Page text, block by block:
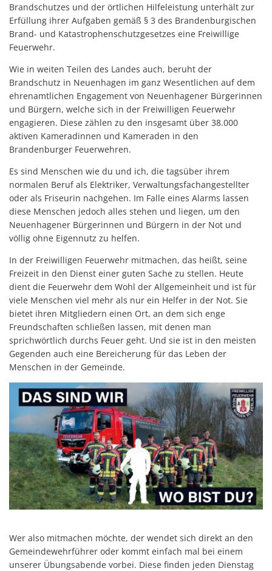
Brandschutzes und der örtlichen Hilfeleistung unterhält zur
Erfüllung ihrer Aufgaben gemäß § 3 des Brandenburgischen
Brand- und Katastrophenschutzgesetzes eine Freiwillige
Feuerwehr.
Wie in weiten Teilen des Landes auch, beruht der
Brandschutz in Neuenhagen im ganz Wesentlichen auf dem
ehrenamtlichen Engagement von Neuenhagener Bürgerinnen
und Bürgern, welche sich in der Freiwilligen Feuerwehr
engagieren. Diese zählen zu den insgesamt über 38.000
aktiven Kameradinnen und Kameraden in den
Brandenburger Feuerwehren.
Es sind Menschen wie du und ich, die tagsüber ihrem
normalen Beruf als Elektriker, Verwaltungsfachangestellter
oder als Friseurin nachgehen. Im Falle eines Alarms lassen
diese Menschen jedoch alles stehen und liegen, um den
Neuenhagener Bürgerinnen und Bürgern in der Not und
völlig ohne Eigennutz zu helfen.
In der Freiwilligen Feuerwehr mitmachen, das heißt, seine
Freizeit in den Dienst einer guten Sache zu stellen. Heute
dient die Feuerwehr dem Wohl der Allgemeinheit und ist für
viele Menschen viel mehr als nur ein Helfer in der Not. Sie
bietet ihren Mitgliedern einen Ort, an dem sich enge
Freundschaften schließen lassen, mit denen man
sprichwörtlich durchs Feuer geht. Und sie ist in den meisten
Gegenden auch eine Bereicherung für das Leben der
Menschen in der Gemeinde.
Wer also mitmachen möchte, der wendet sich direkt an den
Gemeindewehrführer oder kommt einfach mal bei einem
unserer Übungsabende vorbei. Diese finden jeden Dienstag